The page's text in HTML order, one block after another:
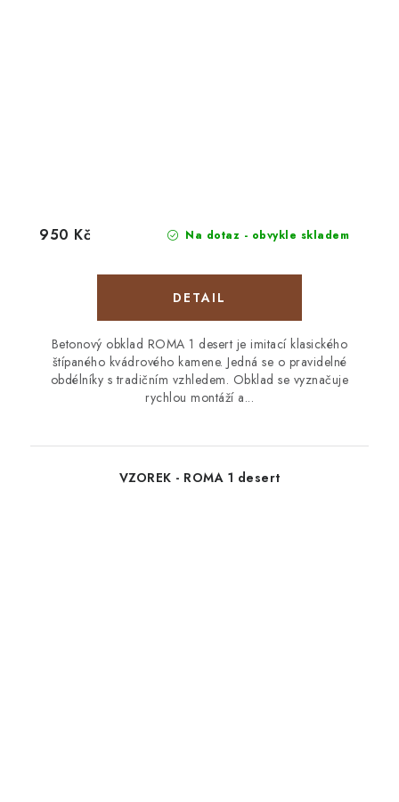
Na dotaz - obvykle skladem
950 Kč
Betonový obklad ROMA 1 desert je imitací klasického
štípaného kvádrového kamene. Jedná se o pravidelné
obdélníky s tradičním vzhledem. Obklad se vyznačuje
rychlou montáží a...
VZOREK - ROMA 1 desert